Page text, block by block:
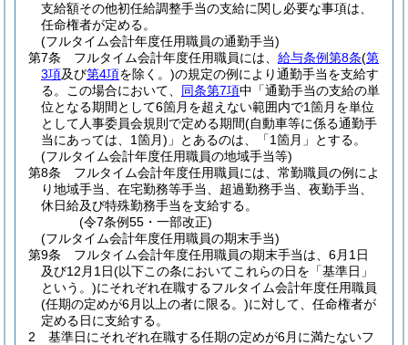
支給額その他初任給調整手当の支給に関し必要な事項は、
任命権者が定める。
(フルタイム会計年度任用職員の通勤手当)
第7条
フルタイム会計年度任用職員には、 給与条例第8条(第
3項及び第4項を除く。)の規定の例により通勤手当を支給す
る。
この場合において、 同条第7項中「通勤手当の支給の単
位となる期間として6箇月を超えない範囲内で1箇月を単位
として人事委員会規則で定める期間(自動車等に係る通勤手
当にあっては、1箇月) 」とあるのは、「1箇月」とする。
(フルタイム会計年度任用職員の地域手当等)
第8条
フルタイム会計年度任用職員には、常勤職員の例によ
り地域手当、在宅勤務等手当、超過勤務手当、夜勤手当、
休日給及び特殊勤務手当を支給する。
(令7条例55・一部改正)
(フルタイム会計年度任用職員の期末手当)
第9条
フルタイム会計年度任用職員の期末手当は、6月1日
及び12月1日(以下この条においてこれらの日を「基準日」
という。)にそれぞれ在職するフルタイム会計年度任用職員
(任期の定めが6月以上の者に限る。)に対して、任命権者が
定める日に支給する。
2
基準日にそれぞれ在職する任期の定めが6月に満たないフ